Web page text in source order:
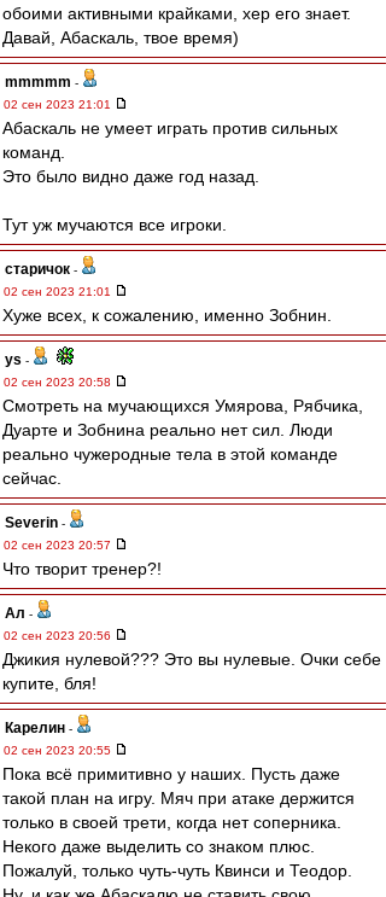
обоими активными крайками, хер его знает.
Давай, Абаскаль, твое время)
mmmmm -
02 сен 2023 21:01
Абаскаль не умеет играть против сильных
команд.
Это было видно даже год назад.
Тут уж мучаются все игроки.
старичок -
02 сен 2023 21:01
Хуже всех, к сожалению, именно Зобнин.
ys -
02 сен 2023 20:58
Смотреть на мучающихся Умярова, Рябчика,
Дуарте и Зобнина реально нет сил. Люди
реально чужеродные тела в этой команде
сейчас.
Severin -
02 сен 2023 20:57
Что творит тренер?!
Ал -
02 сен 2023 20:56
Джикия нулевой??? Это вы нулевые. Очки себе
купите, бля!
Карелин -
02 сен 2023 20:55
Пока всё примитивно у наших. Пусть даже
такой план на игру. Мяч при атаке держится
только в своей трети, когда нет соперника.
Некого даже выделить со знаком плюс.
Пожалуй, только чуть-чуть Квинси и Теодор.